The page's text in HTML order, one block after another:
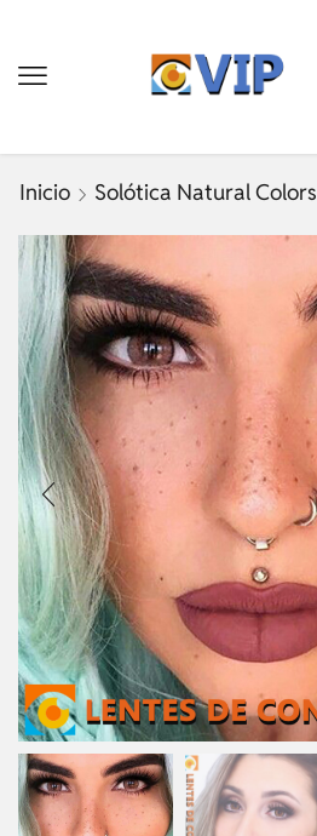
Inicio Solótica Natural Colors